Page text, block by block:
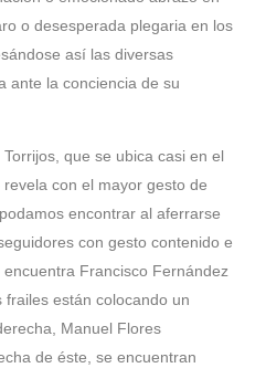
o desesperada plegaria en los
así las diversas
ante la conciencia de su
Torrijos, que se ubica casi en el
con el mayor gesto de
encontrar al aferrarse
con gesto contenido e
encuentra Francisco Fernández
están colocando un
Manuel Flores
de éste, se encuentran